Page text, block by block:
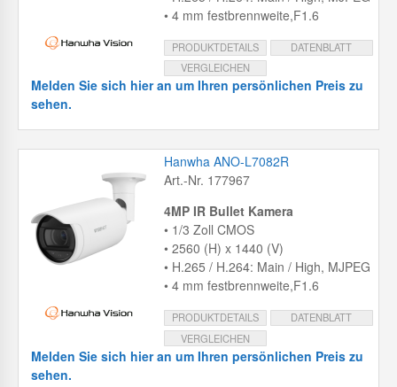
• 4 mm festbrennweite,F1.6
PRODUKTDETAILS
DATENBLATT
VERGLEICHEN
Melden Sie sich hier an um Ihren persönlichen Preis zu
sehen.
Hanwha ANO-L7082R
Art.-Nr. 177967
4MP IR Bullet Kamera
• 1/3 Zoll CMOS
• 2560 (H) x 1440 (V)
• H.265 / H.264: Main / High, MJPEG
• 4 mm festbrennweite,F1.6
PRODUKTDETAILS
DATENBLATT
VERGLEICHEN
Melden Sie sich hier an um Ihren persönlichen Preis zu
sehen.